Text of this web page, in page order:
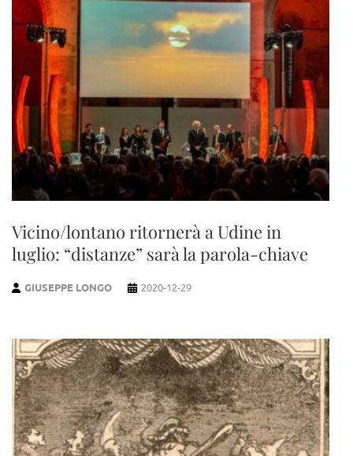
Vicino/lontano ritornerà a Udine in
luglio: “distanze” sarà la parola-chiave
GIUSEPPE LONGO 2020-12-29